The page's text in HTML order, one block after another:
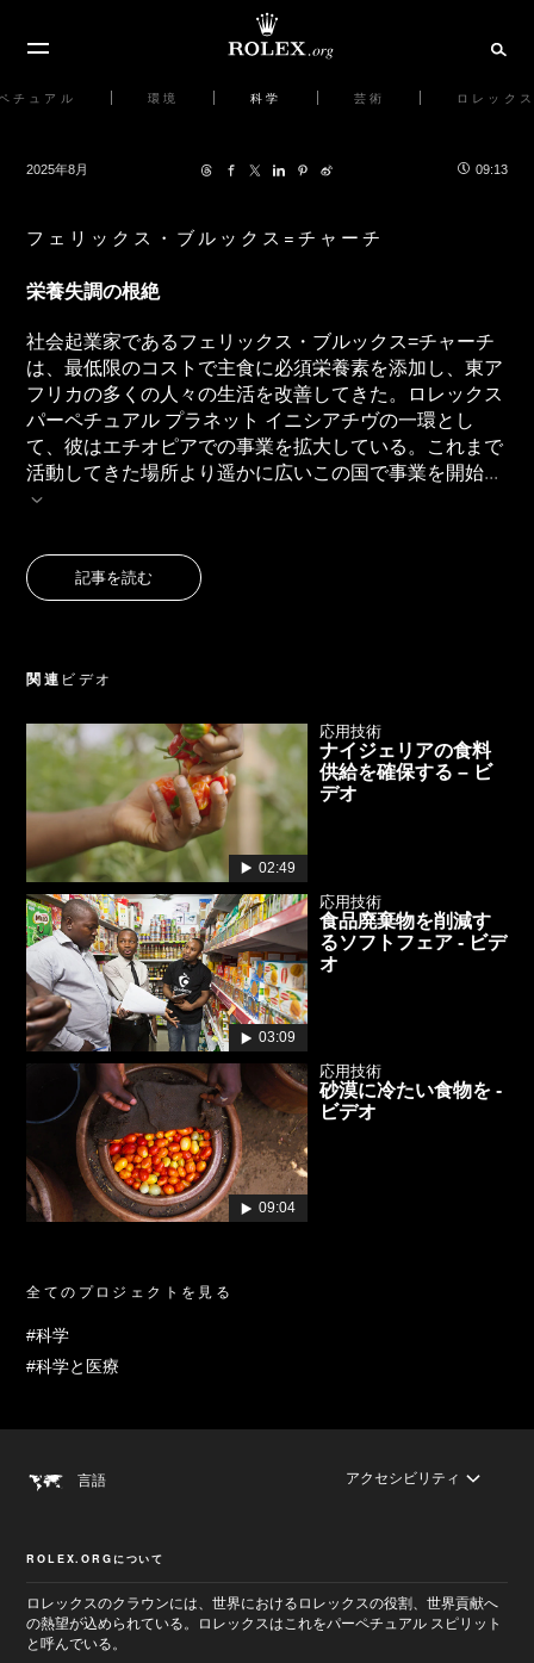
チュアル 環境 科学 芸術 ロレック
2025年8月 09:13
フェリックス・ブルックス=チャーチ
栄養失調の根絶
社会起業家であるフェリックス・ブルックス=チャーチ
は、最低限のコストで主食に必須栄養素を添加し、東ア
フリカの多くの人々の生活を改善してきた。ロレックス
パーペチュアル プラネット イニシアチヴの一環とし
て、彼はエチオピアでの事業を拡大している。これまで
活動してきた場所より遥かに広いこの国で事業を開始...
記事を読む
関連ビデオ
02:49
応用技術
ナイジェリアの食料
供給を確保する – ビ
デオ
03:09
応用技術
食品廃棄物を削減す
るソフトフェア - ビデ
オ
09:04
応用技術
砂漠に冷たい食物を -
ビデオ
全てのプロジェクトを見る
#科学
#科学と医療
言語 アクセシビリティ
ROLEX.ORGについて
ロレックスのクラウンには、世界におけるロレックスの役割、世界貢献へ
の熱望が込められている。ロレックスはこれをパーペチュアル スピリット
と呼んでいる。